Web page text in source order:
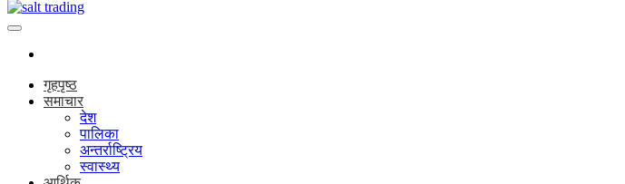
गृहपृष्ठ
समाचार
देश
पालिका
अन्तर्राष्ट्रिय
स्वास्थ्य